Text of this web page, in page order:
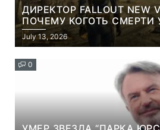
ДИРЕКТОР FALLOUT NEW
ПОЧЕМУ КОГОТЬ СМЕРТИ
НАМЕРЕННО СНОСИТ ВАМ
July 13, 2026
0